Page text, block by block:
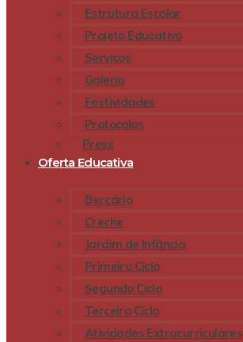
Estrutura Escolar
Projeto Educativo
Serviços
Galeria
Festividades
Protocolos
Press
Oferta Educativa
Berçário
Creche
Jardim de Infância
Primeiro Ciclo
Segundo Ciclo
Terceiro Ciclo
Atividades Extracurriculares